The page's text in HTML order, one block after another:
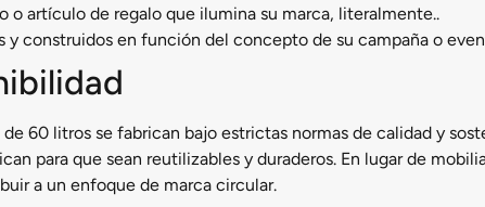
o artículo de regalo que ilumina su marca, literalmente..
y construidos en función del concepto de su campaña o
60 litros se fabrican bajo estrictas normas de calidad y
para que sean reutilizables y duraderos. En lugar de
a un enfoque de marca circular.